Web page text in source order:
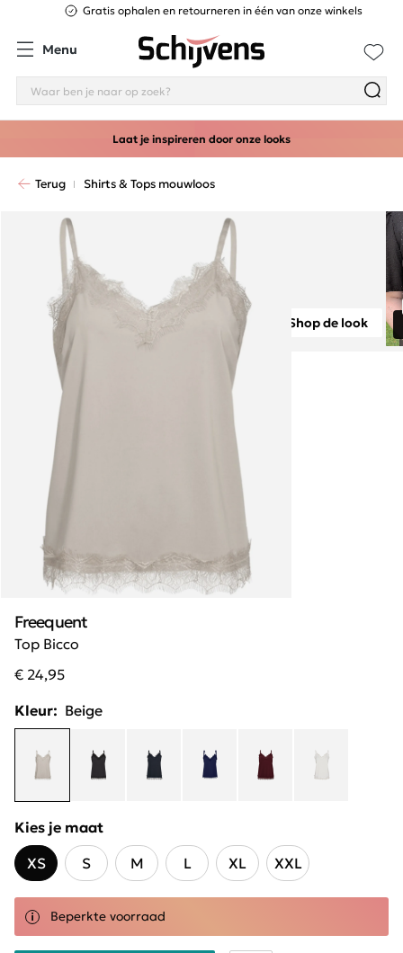
Gratis ophalen en retourneren in één van onze winkels
Menu
Laat je inspireren door onze looks
Terug Shirts & Tops mouwloos
Shop de look
Top Bicco
Freequent
€ 24,95
Kleur: Beige
Kies je maat
XS
S M L XL XXL
Beperkte voorraad